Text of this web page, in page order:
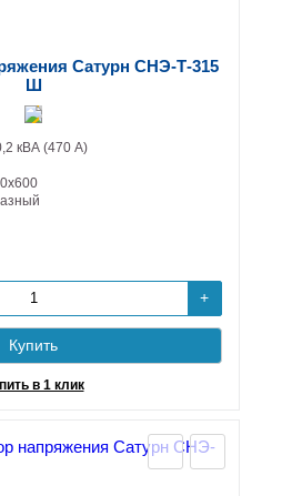
Сатурн СНЭ-Т-315
Ш
кВА (470 А)
+
Купить
в 1 клик